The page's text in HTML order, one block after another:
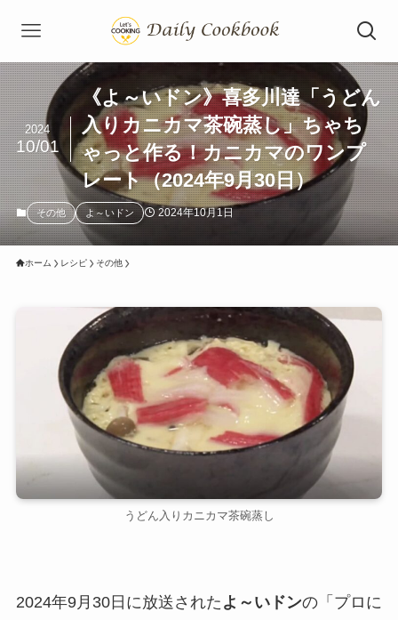
《よ～いドン》喜多川達「うどん
入りカニカマ茶碗蒸し」ちゃち
ゃっと作る！カニカマのワンプ
レート（2024年9月30日）
2024
10/01
その他 よ～いドン 2024年10月1日
ホーム レシピ その他
うどん入りカニカマ茶碗蒸し
2024年9月30日に放送された よ～いドンの「プロに